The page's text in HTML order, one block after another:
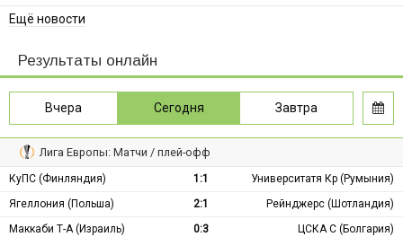
Ещё новости
Результаты онлайн
Вчера Сегодня Завтра
Лига Европы: Матчи / плей-офф
КуПС (Финляндия) 1:1
Университатя Кр (Румыния)
Ягеллония (Польша)
2:1
Рейнджерс (Шотландия)
Маккаби Т-А (Израиль)
0:3 ЦСКА С (Болгария)